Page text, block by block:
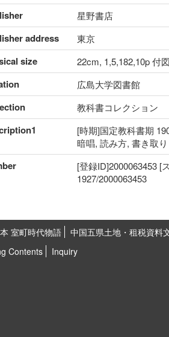
星野書店
address 東京
size 22cm, 1,5,182,10p 付
広島大学図書館
教科書コレクション
[時期]国定教科書期
暗唱, 読み方, 書き取
[登録ID]2000063453 [
1927/2000063453
室町時代物語
中国五県土地・租税資料
Contents
Inquiry